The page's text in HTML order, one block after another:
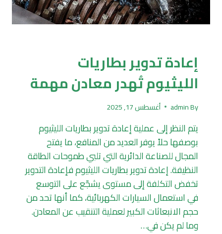
إعادة تدوير بطاريات
الليثيوم تُهدر معادن مهمة
By
admin أغسطس 17, 2025
يتم النظر إلى عملية إعادة تدوير بطاريات الليثيوم
بوصفها حلاً يوفر العديد من المنافع، ما يفتح
المجال للصناعة الدائرية التي تلبي طموحات الطاقة
النظيفة. إعادة تدوير بطاريات الليثيوم فإعادة التدوير
تخفض التكلفة إلى مستوى يشجّع على التوسع
في استعمال السيارات الكهربائية، كما أنها تحد من
حجم الانبعاثات الكبير لعملية التنقيب عن المعادن.
وما لم يكن في…